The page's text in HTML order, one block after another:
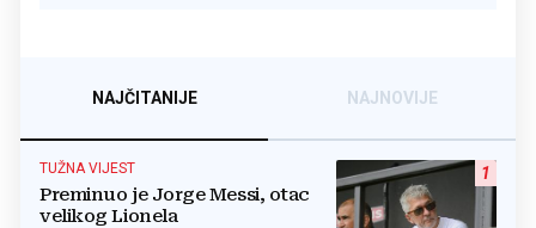
NAJČITANIJE NAJNOVIJE
1
TUŽNA VIJEST
Preminuo je Jorge Messi, otac
velikog Lionela